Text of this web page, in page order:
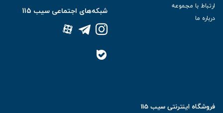
ارتباط با مجموعه
درباره ما
شبکه‌های اجتماعی سیب 115
فروشگاه اینترنتی سیب 115